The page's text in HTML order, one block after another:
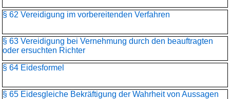
§ 62 Vereidigung im vorbereitenden Verfahren
§ 63 Vereidigung bei Vernehmung durch den beauftragten
oder ersuchten Richter
§ 64 Eidesformel
§ 65 Eidesgleiche Bekräftigung der Wahrheit von Aussagen